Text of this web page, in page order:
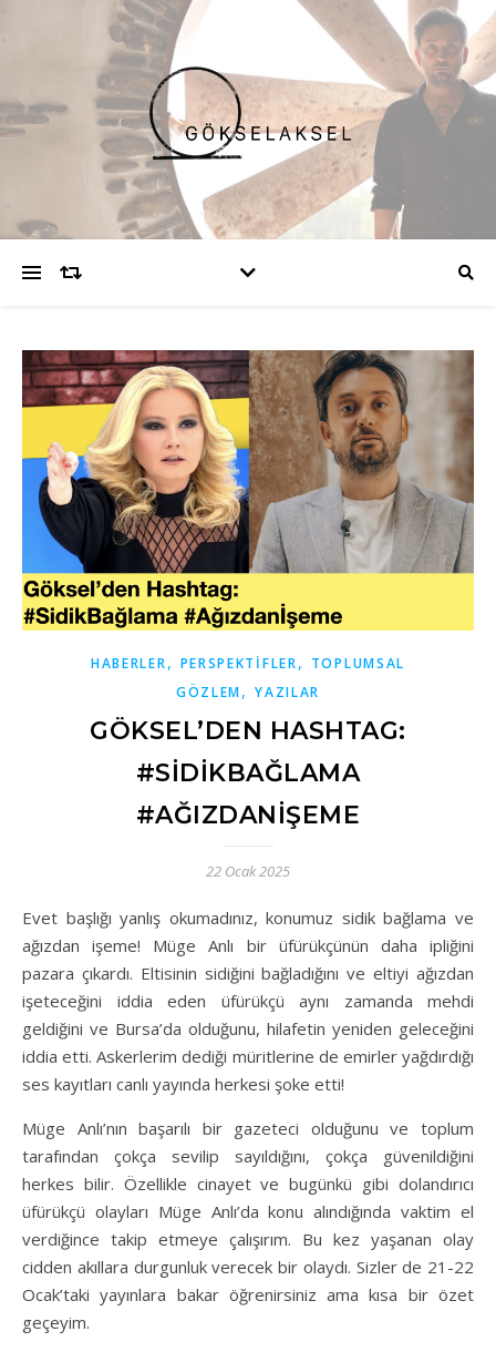
HABERLER, PERSPEKTIFLER, TOPLUMSAL
GÖZLEM,YAZILAR
GÖKSEL’DEN HASHTAG:
#SIDIKBAĞLAMA
#AĞIZDANİŞEME
22 Ocak 2025
Evet başlığı yanlış okumadınız, konumuz sidik bağlama ve
ağızdan işeme! Müge Anlı bir üfürükçünün daha ipliğini
pazara çıkardı. Eltisinin sidiğini bağladığını ve eltiyi ağızdan
işeteceğini iddia eden üfürükçü aynı zamanda mehdi
geldiğini ve Bursa’da olduğunu, hilafetin yeniden geleceğini
iddia etti. Askerlerim dediği müritlerine de emirler yağdırdığı
ses kayıtları canlı yayında herkesi şoke etti!
Müge Anlı’nın başarılı bir gazeteci olduğunu ve toplum
tarafından çokça sevilip sayıldığını, çokça güvenildiğini
herkes bilir. Özellikle cinayet ve bugünkü gibi dolandırıcı
üfürükçü olayları Müge Anlı’da konu alındığında vaktim el
verdiğince takip etmeye çalışırım. Bu kez yaşanan olay
cidden akıllara durgunluk verecek bir olaydı. Sizler de 21-22
Ocak’taki yayınlara bakar öğrenirsiniz ama kısa bir özet
geçeyim.